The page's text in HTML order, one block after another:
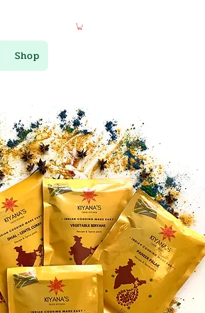
Shop